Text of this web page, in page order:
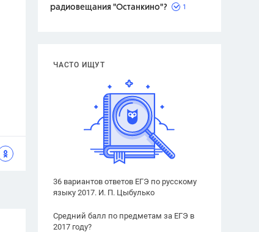
радиовещания "Останкино"?
1
ЧАСТО ИЩУТ
36 вариантов ответов ЕГЭ по русскому
языку 2017. И. П. Цыбулько
Средний балл по предметам за ЕГЭ в
2017 году?